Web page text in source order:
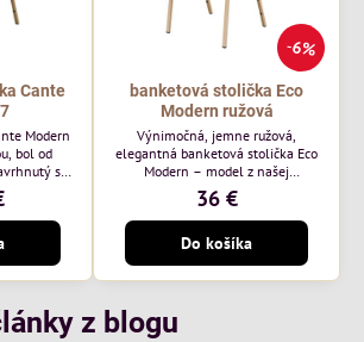
Cante
Modern
bol od
s
a
pre
rám a
poľskej
farba s
ideálna do
s
Je odolná,
6%
banketová stolička Eco
Modern ružová
Výnimočná, jemne ružová,
elegantná banketová stolička Eco
Modern – model z našej
ekonomicky výhodnej rady. Táto
nová verzia je ešte lepšie
prispôsobená potrebám moderných
pohostinských priestorov, ako sú
hotely a reštaurácie. Medzi jej
charakteristické znaky patrí
gramážou 210 g/m2, odolný
oceľový rám, stohovateľný až 19
36 €
Do košíka
z blogu